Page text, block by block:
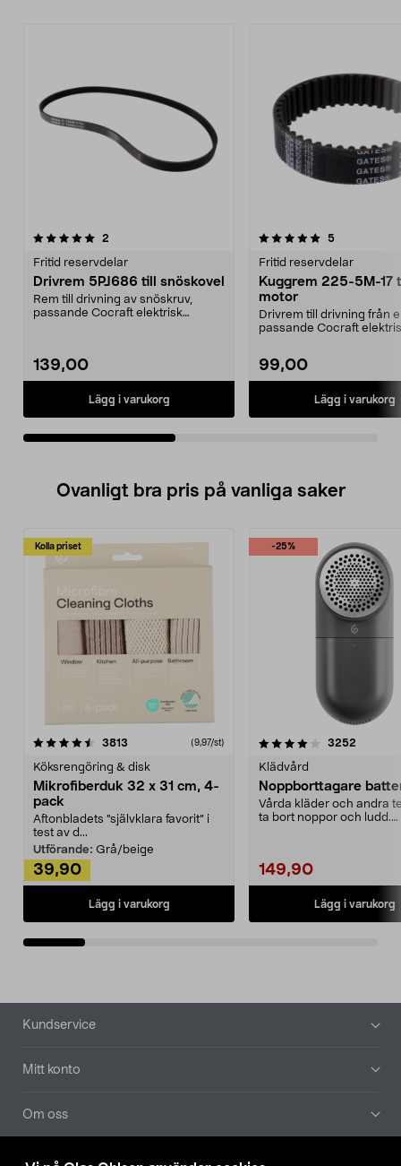
2
Fritid reservdelar
Drivrem 5PJ686 till snöskovel
Rem till drivning av snöskruv,
passande Cocraft elektrisk
139,00
Lägg i varukorg
5.0av 5 stjärnor 5recensioner
Fritid reservdelar
Kuggrem 225-5M-17
motor
Drivrem till drivning från
passande Cocraft
99,00
Lägg i varukorg
0.0 av 5 stjärnor
Ovanligt bra pris på vanliga saker
Kolla priset
3813 (9,97/st)
Köksrengöring & disk
Mikrofiberduk 32 x 31 cm, 4-
pack
Aftonbladets "självklara favorit” i
test av d...
Utförande: Grå/beige
39,90
Lägg i varukorg
-25%
4.0av 5 stjärnor 3252
Klädvård
Noppborttagare
Vårda kläder och andra
ta bort noppor och ludd.
149,90
Lägg i varukorg
4.5av 5 stjärnor
Sidfot
Kundservice
Mitt konto
Om oss
Aktuellt